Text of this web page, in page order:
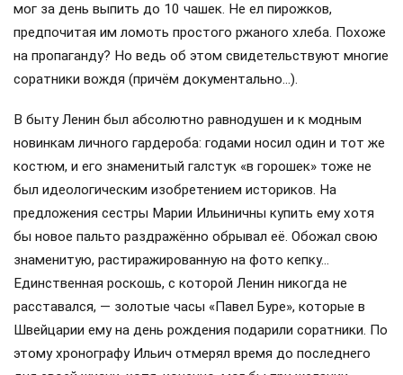
мог за день выпить до 10 чашек. Не ел пирожков,
предпочитая им ломоть простого ржаного хлеба. Похоже
на пропаганду? Но ведь об этом свидетельствуют многие
соратники вождя (причём документально…).
В быту Ленин был абсолютно равнодушен и к модным
новинкам личного гардероба: годами носил один и тот же
костюм, и его знаменитый галстук «в горошек» тоже не
был идеологическим изобретением историков. На
предложения сестры Марии Ильиничны купить ему хотя
бы новое пальто раздражённо обрывал её. Обожал свою
знаменитую, растиражированную на фото кепку…
Единственная роскошь, с которой Ленин никогда не
расставался, — золотые часы «Павел Буре», которые в
Швейцарии ему на день рождения подарили соратники. По
этому хронографу Ильич отмерял время до последнего